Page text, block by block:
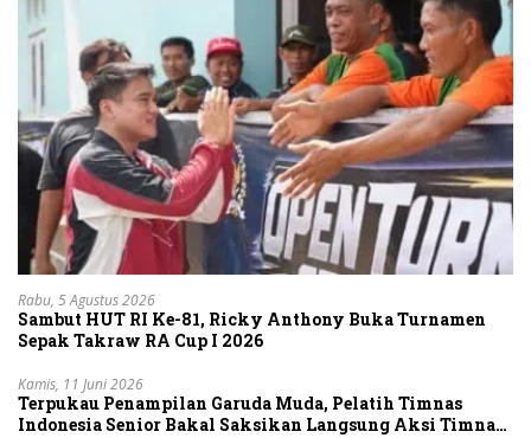
Rabu, 5 Agustus 2026
Sambut HUT RI Ke-81, Ricky Anthony Buka Turnamen
Sepak Takraw RA Cup I 2026
Kamis, 11 Juni 2026
Terpukau Penampilan Garuda Muda, Pelatih Timnas
Indonesia Senior Bakal Saksikan Langsung Aksi Timnas